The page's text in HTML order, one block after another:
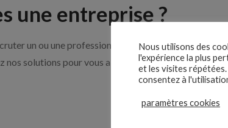
une entreprise ?
un ou une professionnelle de la mécanique par
nos solutions pour vous aider à recruter en cliquant
Nous utilisons des
l'expérience la plus
et les visites
consentez à
paramètres cookies